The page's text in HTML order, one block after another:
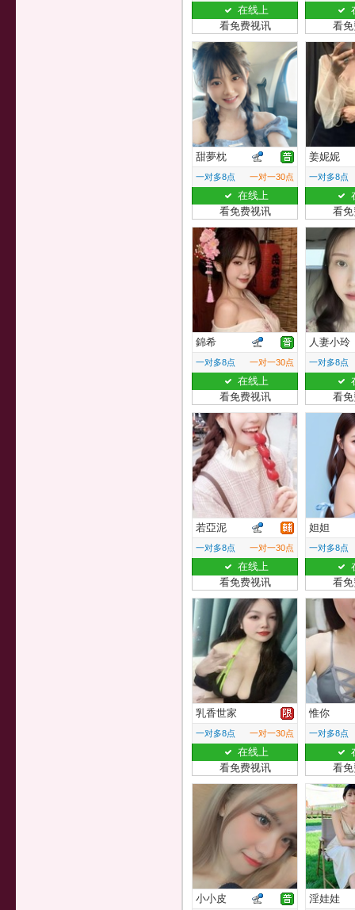
在线上
看免费视讯
看
甜夢枕
一对多8点 一对一30点
在线上
看免费视讯
姜妮妮
一对多8点
看
錦希
一对多8点 一对一30点
在线上
看免费视讯
人妻小玲
一对多8点
看
若亞泥
一对多8点 一对一30点
在线上
看免费视讯
妲妲
一对多8点
看
乳香世家
一对多8点 一对一30点
在线上
看免费视讯
惟你
一对多8点
看
小小皮 淫娃娃